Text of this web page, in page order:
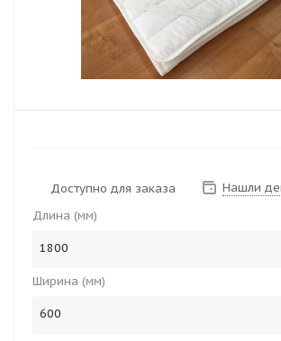
Доступно для заказа
Нашли
Длина (мм)
1800
Ширина (мм)
600